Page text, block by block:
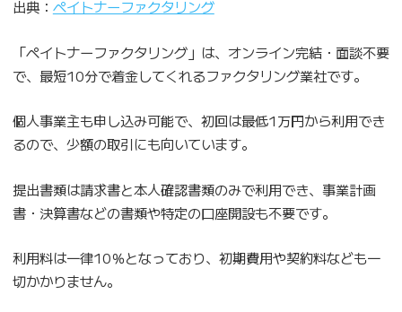
出典： ペイトナーファクタリング
「ペイトナーファクタリング」は、オンライン完結・面談不要
で、最短10分で着金してくれるファクタリング業社です。
個人事業主も申し込み可能で、初回は最低1万円から利用でき
るので、少額の取引にも向いています。
提出書類は請求書と本人確認書類のみで利用でき、事業計画
書・決算書などの書類や特定の口座開設も不要です。
利用料は一律10％となっており、初期費用や契約料なども一
切かかりません。